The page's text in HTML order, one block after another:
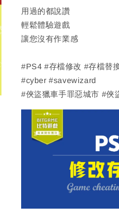
用過的都說讚
輕鬆體驗遊戲
讓您沒有作業感
#PS4 #存檔修改 #存檔替
#cyber #savewizard
#俠盜獵車手罪惡城市 #俠